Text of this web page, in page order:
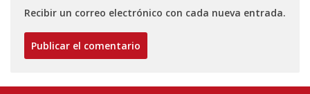
Recibir un correo electrónico con cada nueva entrada.